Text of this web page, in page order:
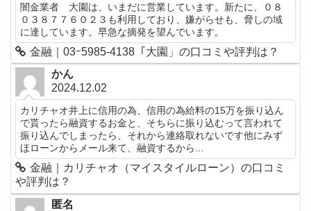
闇金業者 大園は、いまだに営業しています。新たに、０８
０３８７７６０２３も利用しており、嫌がらせも、脅しの域
に達しています。早急な摘発を望んでいます。
金融｜03ｰ5985-4138「大園」の口コミや評判は？
かん
2024.12.02
カリチャオ井上に信用の為、信用の為給料の15万を振り込ん
で貰ったら融資するお金と、そちらに振り込むって言われて
振り込んでしまったら、それから連絡取れないです他にみず
ほローンからメール来て、融資するから...
金融｜カリチャオ（マイスタイルローン）の口コミ
や評判は？
匿名